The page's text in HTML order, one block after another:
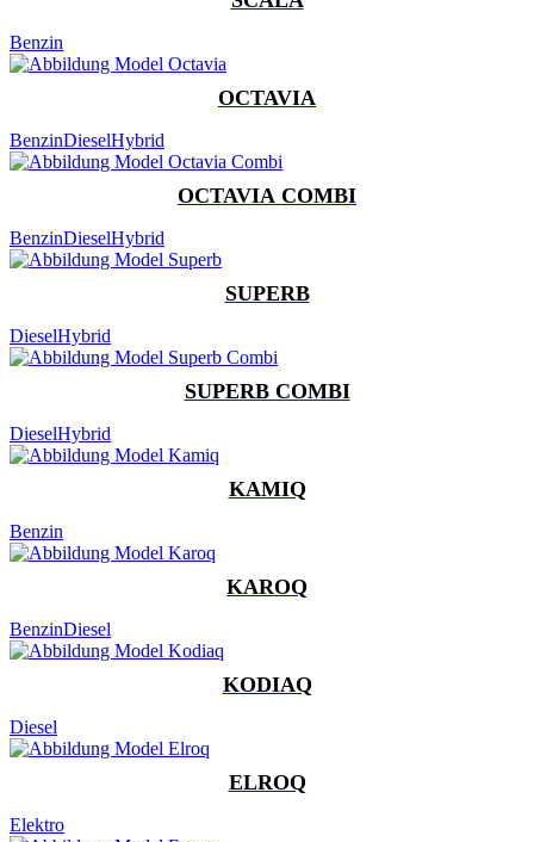
Benzin
OCTAVIA
BenzinDieselHybrid
OCTAVIA COMBI
BenzinDieselHybrid
SUPERB
DieselHybrid
SUPERB COMBI
DieselHybrid
KAMIQ
Benzin
KAROQ
BenzinDiesel
KODIAQ
Diesel
ELROQ
Elektro